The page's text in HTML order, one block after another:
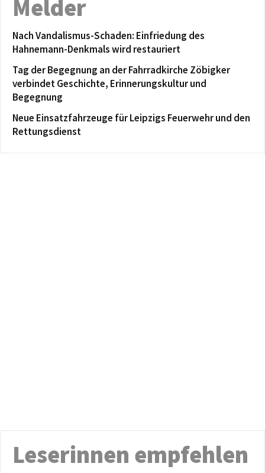
Melder
Nach Vandalismus-Schaden: Einfriedung des
Hahnemann-Denkmals wird restauriert
Tag der Begegnung an der Fahrradkirche Zöbigker
verbindet Geschichte, Erinnerungskultur und
Begegnung
Neue Einsatzfahrzeuge für Leipzigs Feuerwehr und den
Rettungsdienst
Leserinnen empfehlen